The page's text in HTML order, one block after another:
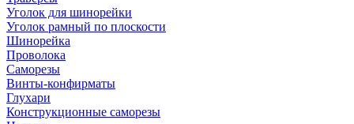
Уголок для шинорейки
Уголок рамный по плоскости
Шинорейка
Проволока
Саморезы
Винты-конфирматы
Глухари
Конструкционные саморезы